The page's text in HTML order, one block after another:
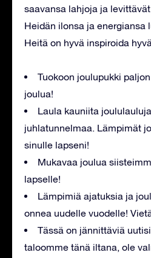
saavansa lahjoja ja
Heidän ilonsa ja energiansa
Heitä on hyvä inspiroida
Tuokoon joulupukki
joulua!
Laula kauniita
juhlatunnelmaa. Lämpimät
sinulle lapseni!
Mukavaa joulua
lapselle!
Lämpimiä ajatuksia ja
onnea uudelle vuodelle!
Tässä on jännittäviä
taloomme tänä iltana, ole